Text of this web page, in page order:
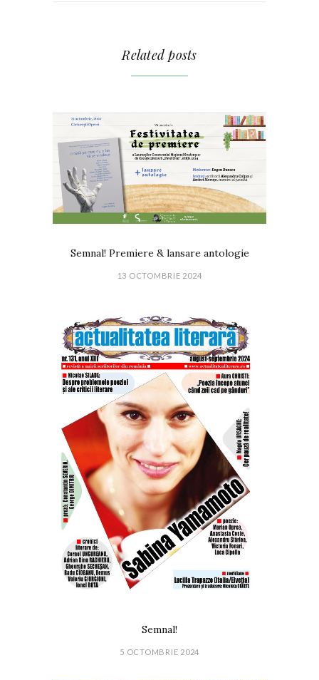
Related posts
Semnal! Premiere & lansare antologie
13 OCTOMBRIE 2024
Semnal!
5 OCTOMBRIE 2024